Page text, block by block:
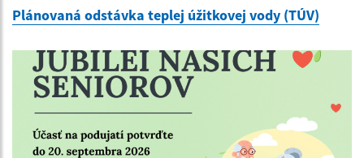
Plánovaná odstávka teplej úžitkovej vody (TÚV)